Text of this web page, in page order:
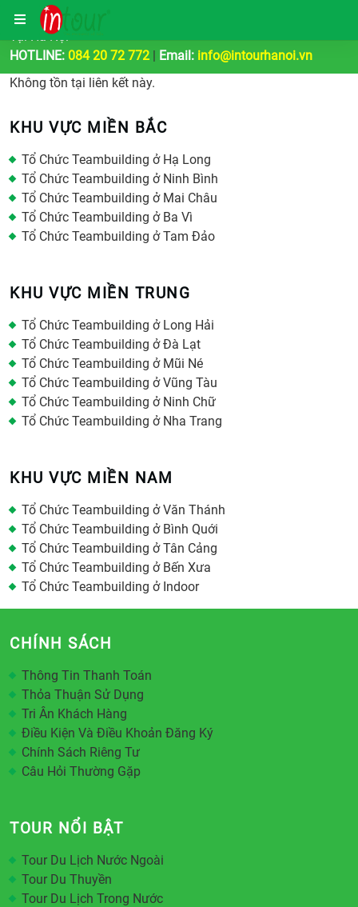
Công Ty Tổ Chức Tour Du Lịch | Teambuilding & Sự Kiện
Tại Hà Nội
HOTLINE: 084 20 72 772 | Email: info@intourhanoi.vn
Không tồn tại liên kết này.
KHU VỰC MIỀN BẮC
Tổ Chức Teambuilding ở Hạ Long
Tổ Chức Teambuilding ở Ninh Bình
Tổ Chức Teambuilding ở Mai Châu
Tổ Chức Teambuilding ở Ba Vì
Tổ Chức Teambuilding ở Tam Đảo
KHU VỰC MIỀN TRUNG
Tổ Chức Teambuilding ở Long Hải
Tổ Chức Teambuilding ở Đà Lạt
Tổ Chức Teambuilding ở Mũi Né
Tổ Chức Teambuilding ở Vũng Tàu
Tổ Chức Teambuilding ở Ninh Chữ
Tổ Chức Teambuilding ở Nha Trang
KHU VỰC MIỀN NAM
Tổ Chức Teambuilding ở Văn Thánh
Tổ Chức Teambuilding ở Bình Quới
Tổ Chức Teambuilding ở Tân Cảng
Tổ Chức Teambuilding ở Bến Xưa
Tổ Chức Teambuilding ở Indoor
CHÍNH SÁCH
Thông Tin Thanh Toán
Thỏa Thuận Sử Dụng
Tri Ân Khách Hàng
Điều Kiện Và Điều Khoản Đăng Ký
Chính Sách Riêng Tư
Câu Hỏi Thường Gặp
TOUR NỔI BẬT
Tour Du Lịch Nước Ngoài
Tour Du Thuyền
Tour Du Lịch Trong Nước